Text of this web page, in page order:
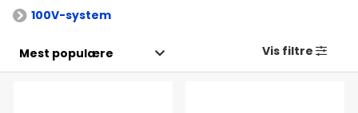
100V-system
Vis filtre